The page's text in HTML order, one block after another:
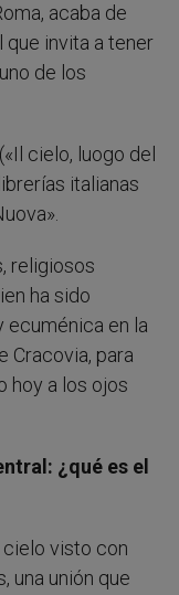
acaba de
invita a tener
de los
cielo, luogo del
italianas
religiosos
ha sido
en la
Cracovia, para
hoy a los ojos
¿qué es el
cielo visto con
una unión que